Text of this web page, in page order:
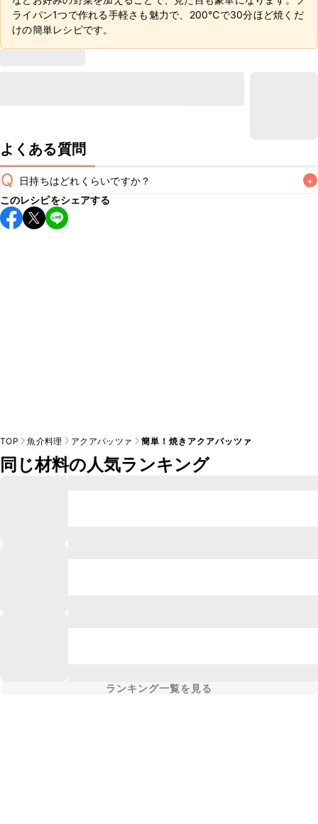
ライパン1つで作れる手軽さも魅力で、200℃で30分ほど焼くだ
けの簡単レシピです。
よくある質問
Q 日持ちはどれくらいですか？ +
保存期間は冷蔵で翌日中が目安です。なるべくお早めにお召
し上がりください。
このレシピをシェアする
TOP 魚介料理 アクアパッツァ 簡単！焼きアクアパッツァ
同じ材料の人気ランキング
ランキング一覧を見る